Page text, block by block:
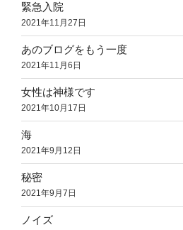
緊急入院
2021年11月27日
あのブログをもう一度
2021年11月6日
女性は神様です
2021年10月17日
海
2021年9月12日
秘密
2021年9月7日
ノイズ